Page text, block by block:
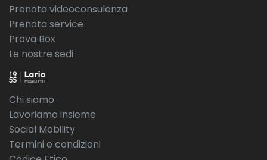
Prenota videoconsulenza
Prenota service
Prova Box
Le nostre sedi
Chi siamo
Lavoriamo insieme
Social Mobility
Termini e condizioni